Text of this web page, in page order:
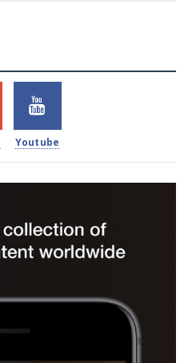
620
SHARES
Youtube